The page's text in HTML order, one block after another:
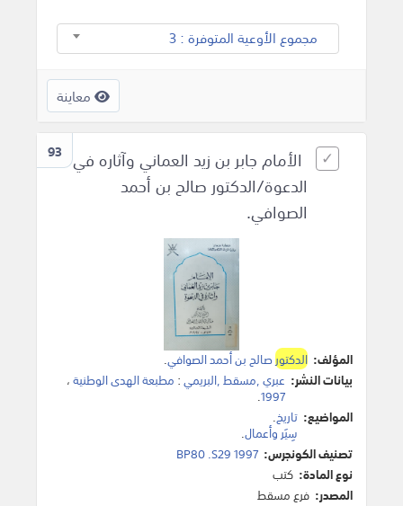
مجموع الأوعية المتوفرة : 3
معاينة
93 الأمام جابر بن زيد العماني وآثاره في
الدعوة/الدكتور صالح بن أحمد
الصوافي.
المؤلف: الدكتورصالح بن أحمد الصوافي.
بيانات النشر: عبري ,مسقط ,البريمي: مطبعة الهدى الوطنية،
1997
.
المواضيع: تاريخ.
سِيَر وأعمال.
تصنيف الكونجرس: BP80 .S29 1997
نوع المادة: كتب
المصدر: فرع مسقط